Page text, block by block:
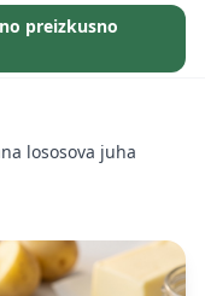
preizkusno
lososova juha